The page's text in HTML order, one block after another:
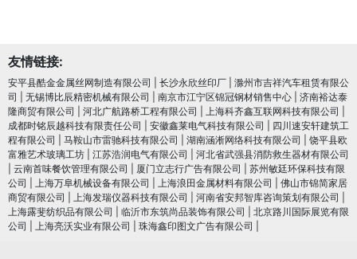
友情链接:
安平县酷金金属丝网制造有限公司 长沙永欣丝印厂
滁州市吉祥汽车租赁有限公
司
无锡博比辰精密机械有限公司 南京市江宁区锦冠钢材销售中心
济南裕达泰
隆商贸有限公司
河北广航路桥工程有限公司 上海科齐鑫互联网科技有限公司
成都时铭辰越科技有限责任公司
安徽鑫莱电气科技有限公司
四川速安轩建筑工
程有限公司
马鞍山市雷驰科技有限公司 湖南涵淅网络科技有限公司
饶平县欧
富雅艺术玻璃工坊
江苏浩润电⽓有限公司
河北省武强县消防救生器材有限公司
云南首味餐饮管理有限公司 厦门立志行广告有限公司
苏州敏廷环保科技有限
公司
上海万阜机械设备有限公司 上海浪田金属材料有限公司
佛山市锦简家居
商贸有限公司
上海发瑞仪器科技有限公司 河南省安邦智库咨询策划有限公司
上海露斐纺织品有限公司
临沂市东筑尚品装饰有限公司
北京路川国际展览有限
公司
上海亮沃实业有限公司 珠海鑫印图文广告有限公司